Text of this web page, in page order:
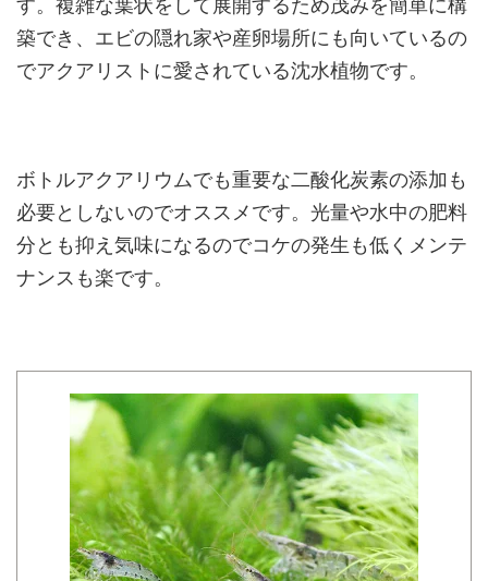
築でき、エビの隠れ家や産卵場所にも向いているの
でアクアリストに愛されている沈水植物です。
ボトルアクアリウムでも重要な二酸化炭素の添加も
必要としないのでオススメです。光量や水中の肥料
分とも抑え気味になるのでコケの発生も低くメンテ
ナンスも楽です。